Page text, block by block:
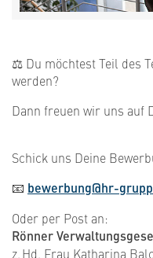
⚖️ Du möchtest Teil des
werden?
Dann freuen wir uns auf
Schick uns Deine
📧 bewerbung@hr-
Oder per Post an:
Rönner
z. Hd. Frau Katharina